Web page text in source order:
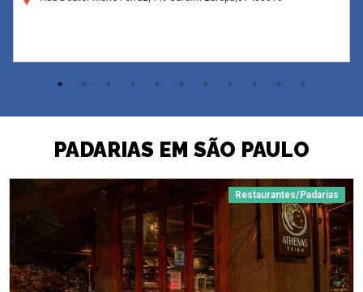
PADARIAS EM SÃO PAULO
Restaurantes/Padarias